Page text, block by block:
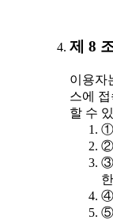
제 8
이용자
스에
할 수
①
②
③
④
⑤